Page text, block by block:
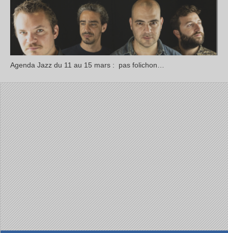
Agenda Jazz du 11 au 15 mars : pas folichon…